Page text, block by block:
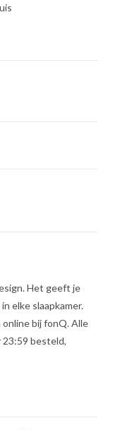
Het geeft je
elke slaapkamer.
bij fonQ. Alle
23:59 besteld,